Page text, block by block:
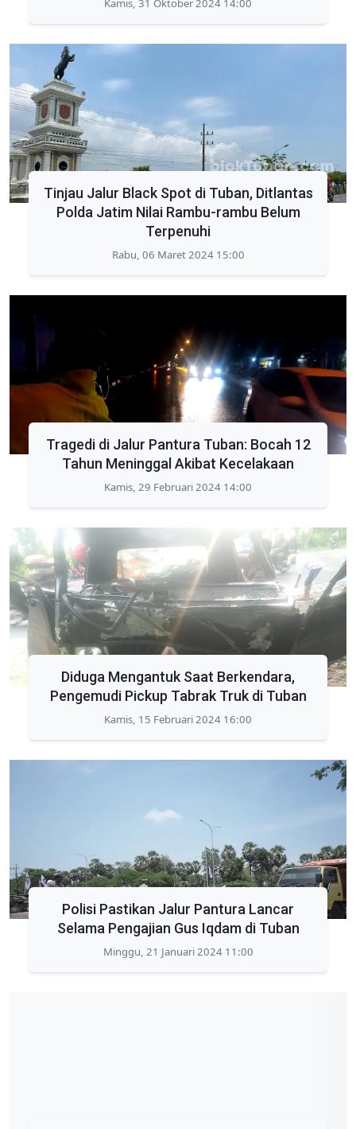
Kamis, 31 Oktober 2024 14:00
Tinjau Jalur Black Spot di Tuban, Ditlantas
Polda Jatim Nilai Rambu-rambu Belum
Terpenuhi
Rabu, 06 Maret 2024 15:00
Tragedi di Jalur Pantura Tuban: Bocah 12
Tahun Meninggal Akibat Kecelakaan
Kamis, 29 Februari 2024 14:00
Diduga Mengantuk Saat Berkendara,
Pengemudi Pickup Tabrak Truk di Tuban
Kamis, 15 Februari 2024 16:00
Polisi Pastikan Jalur Pantura Lancar
Selama Pengajian Gus Iqdam di Tuban
Minggu, 21 Januari 2024 11:00